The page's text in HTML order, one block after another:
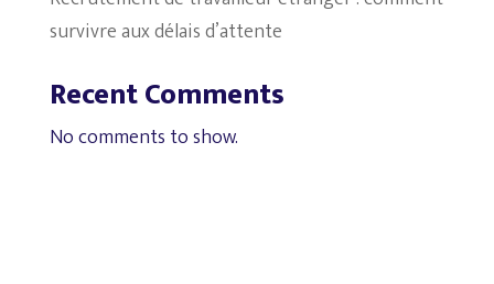
survivre aux délais d’attente
Recent Comments
No comments to show.